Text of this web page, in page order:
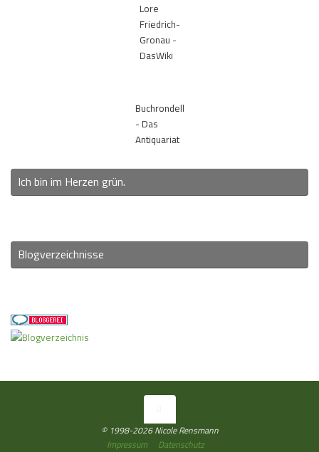
Lore
Friedrich-
Gronau -
DasWiki
Buchrondell
- Das
Antiquariat
Ich bin im Herzen grün.
Blogverzeichnisse
© 1998-2026 Nicole Rensmann
Impressum
Datenschutz